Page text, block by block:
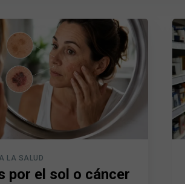
LA SALUD
por el sol o cáncer